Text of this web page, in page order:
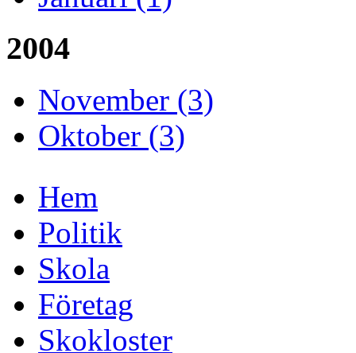
2004
November (3)
Oktober (3)
Hem
Politik
Skola
Företag
Skokloster